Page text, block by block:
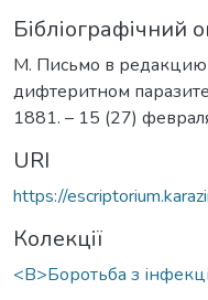
Бібліографічний
М. Письмо в
дифтеритном
1881. – 15 (27)
URI
https://
Колекції
<B>Боротьба з